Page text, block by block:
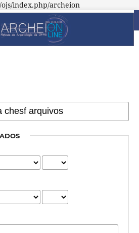
index.php/archeion